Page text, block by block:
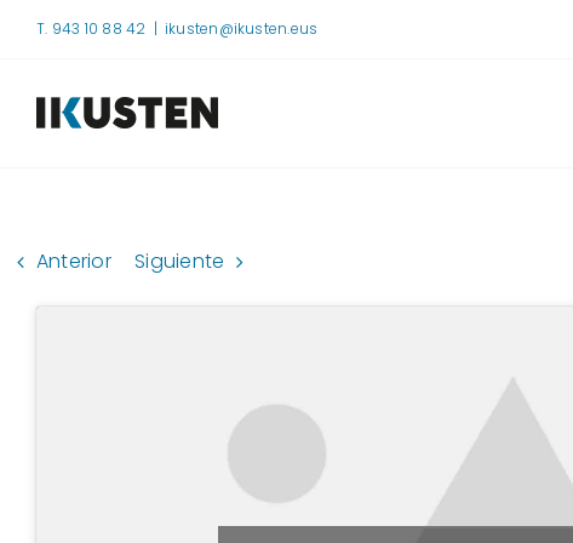
T. 943 10 88 42 | ikusten@ikusten.eus
Anterior Siguiente